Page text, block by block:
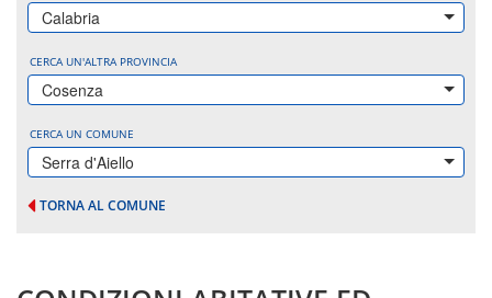
Calabria
CERCA UN'ALTRA PROVINCIA
Cosenza
CERCA UN COMUNE
Serra d'Aiello
TORNA AL COMUNE